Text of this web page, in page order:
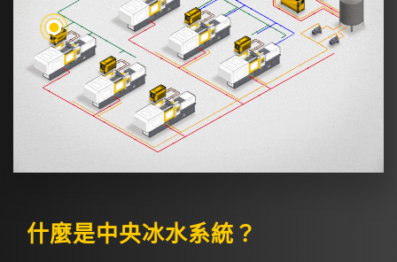
模具溫度控制系列
什麼是中央冰水系統？